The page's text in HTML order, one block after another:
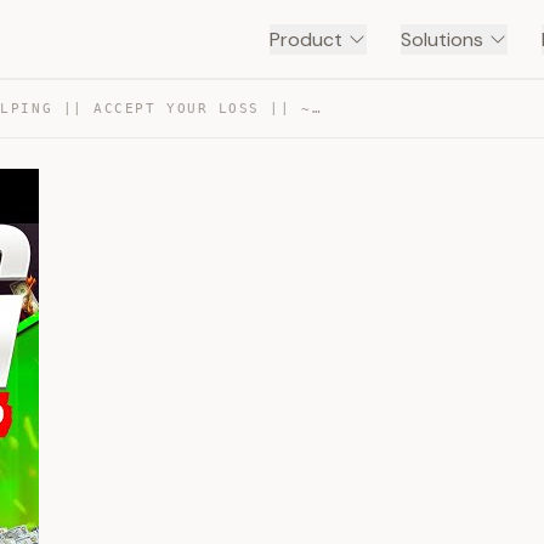
Product Solutions
MASTER SCALPING || ACCEPT YOUR LOSS || ~MAYANK RAJ — TRANSCRIPT